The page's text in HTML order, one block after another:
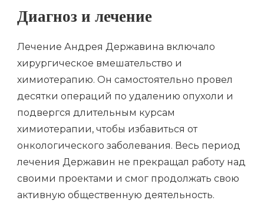
Диагноз и лечение
Лечение Андрея Державина включало
хирургическое вмешательство и
химиотерапию. Он самостоятельно провел
десятки операций по удалению опухоли и
подвергся длительным курсам
химиотерапии, чтобы избавиться от
онкологического заболевания. Весь период
лечения Державин не прекращал работу над
своими проектами и смог продолжать свою
активную общественную деятельность.